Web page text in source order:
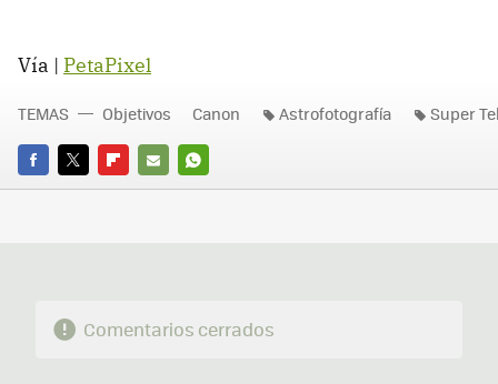
Vía | PetaPixel
FACEBOOK
TWITTERFLIPBOARD
E-
WHATSAPP
TEMAS Objetivos Canon Astrofotografía Super
Comentarios cerrados